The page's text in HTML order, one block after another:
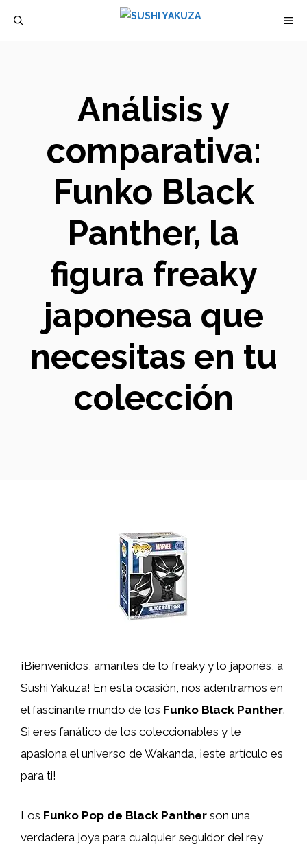
Análisis y
comparativa:
Funko Black
Panther, la
figura freaky
japonesa que
necesitas en tu
colección
¡Bienvenidos, amantes de lo freaky y lo japonés, a
Sushi Yakuza! En esta ocasión, nos adentramos en
el fascinante mundo de los Funko Black Panther.
Si eres fanático de los coleccionables y te
apasiona el universo de Wakanda, ¡este artículo es
para ti!
Los Funko Pop de Black Panther son una
verdadera joya para cualquier seguidor del rey